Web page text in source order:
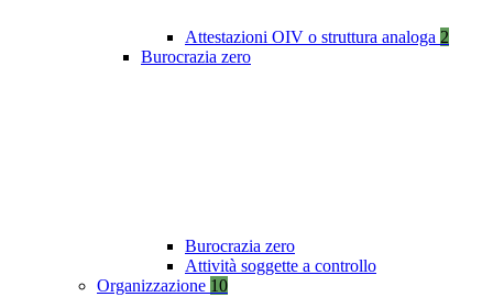
Attestazioni OIV o struttura analoga 2
Burocrazia zero
Burocrazia zero
Attività soggette a controllo
Organizzazione 10